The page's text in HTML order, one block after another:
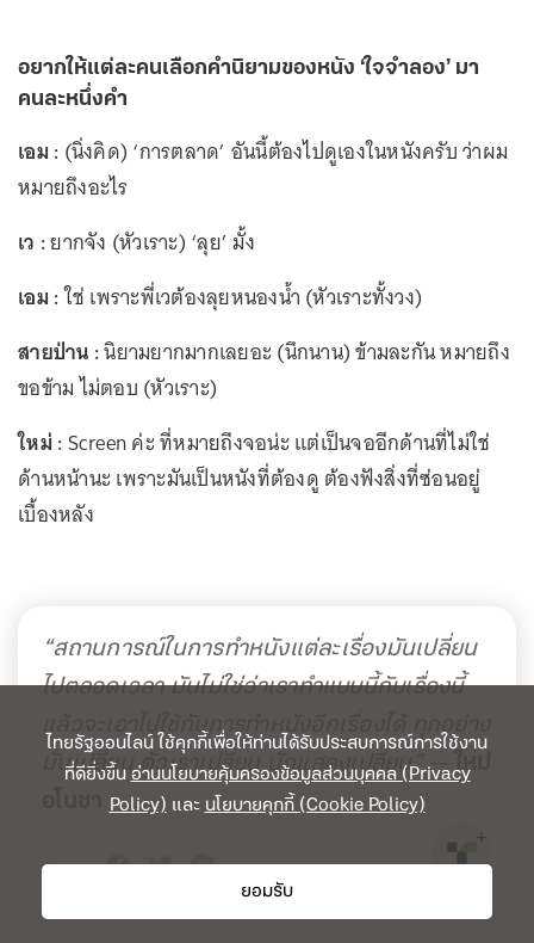
อยากให้แต่ละคนเลือกคำนิยามของหนัง ‘ใจจำลอง’ มา
คนละหนึ่งคำ
เอม : (นิ่งคิด) ‘การตลาด’ อันนี้ต้องไปดูเองในหนังครับ ว่าผม
หมายถึงอะไร
เว :ยากจัง (หัวเราะ) ‘ลุย’ มั้ง
เอม :ใช่ เพราะพี่เวต้องลุยหนองน้ำ (หัวเราะทั้งวง)
สายป่าน :นิยามยากมากเลยอะ (นึกนาน) ข้ามละกัน หมายถึง
ขอข้าม ไม่ตอบ (หัวเราะ)
ใหม่ :Screen ค่ะ ที่หมายถึงจอน่ะ แต่เป็นจออีกด้านที่ไม่ใช่
ด้านหน้านะ เพราะมันเป็นหนังที่ต้องดู ต้องฟังสิ่งที่ซ่อนอยู่
เบื้องหลัง
“สถานการณ์ในการทำหนังแต่ละเรื่องมันเปลี่ยน
ไปตลอดเวลา มันไม่ใช่ว่าเราทำแบบนี้กับเรื่องนี้
แล้วจะเอาไปใช้กับการทำหนังอีกเรื่องได้ ทุกอย่าง
มันเปลี่ยน ตัวเราเปลี่ยน นักแสดงเปลี่ยน”--ใหม่
share
ไทยรัฐออนไลน์ ใช้คุกกี้เพื่อให้ท่านได้รับประสบการณ์การใช้งาน
ที่ดียิ่งขึ้นอ่านนโยบายคุ้มครองข้อมูลส่วนบุคคล (Privacy
Policy) และนโยบายคุกกี้ (Cookie Policy)
ยอมรับ